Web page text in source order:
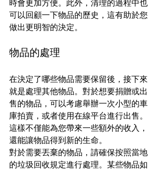
時會更加方便。此外，清理的過程中也
可以回顧一下物品的歷史，這有助於您
做出更明智的決定。
物品的處理
在決定了哪些物品需要保留後，接下來
就是處理其他物品。對於想要捐贈或出
售的物品，可以考慮舉辦一次小型的車
庫拍賣，或者使用在線平台進行出售。
這樣不僅能為您帶來一些額外的收入，
還能讓物品得到新的生命。
對於需要丟棄的物品，請確保按照當地
的垃圾回收規定進行處理。某些物品如